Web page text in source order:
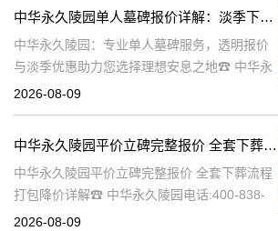
中华永久陵园单人墓碑报价详解：淡季下单享数千元优惠
中华永久陵园：专业单人墓碑服务，透明报价
与淡季优惠助力您选择理想安息之地☎ 中华永
久陵园电话:400-838-5063中华永久陵园，作为
2026-08-09
中华永久陵园平价立碑完整报价 全套下葬流程打包降价详解
中华永久陵园平价立碑完整报价 全套下葬流程
打包降价详解☎ 中华永久陵园电话:400-838-
5063在人生的旅途中，每个人都会经历生老病
2026-08-09